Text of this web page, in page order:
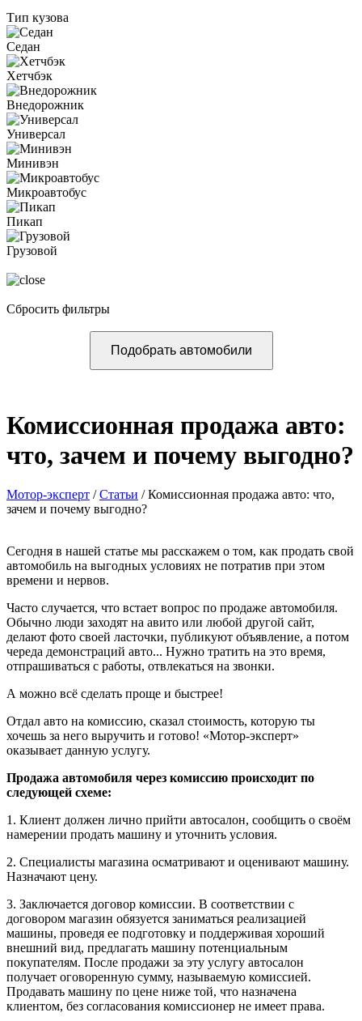
Тип кузова
Седан
Хетчбэк
Внедорожник
Универсал
Минивэн
Микроавтобус
Пикап
Грузовой
Сбросить фильтры
Комиссионная продажа авто:
что, зачем и почему выгодно?
Мотор-эксперт / Статьи /Комиссионная продажа авто: что,
зачем и почему выгодно?
Сегодня в нашей статье мы расскажем о том, как продать свой
автомобиль на выгодных условиях не потратив при этом
времени и нервов.
Часто случается, что встает вопрос по продаже автомобиля.
Обычно люди заходят на авито или любой другой сайт,
делают фото своей ласточки, публикуют объявление, а потом
череда демонстраций авто... Нужно тратить на это время,
отпрашиваться с работы, отвлекаться на звонки.
А можно всё сделать проще и быстрее!
Отдал авто на комиссию, сказал стоимость, которую ты
хочешь за него выручить и готово! «Мотор-эксперт»
оказывает данную услугу.
Продажа автомобиля через комиссию происходит по
следующей схеме:
1. Клиент должен лично прийти автосалон, сообщить о своём
намерении продать машину и уточнить условия.
2. Специалисты магазина осматривают и оценивают машину.
Назначают цену.
3. Заключается договор комиссии. В соответствии с
договором магазин обязуется заниматься реализацией
машины, проведя ее подготовку и поддерживая хороший
внешний вид, предлагать машину потенциальным
покупателям. После продажи за эту услугу автосалон
получает оговоренную сумму, называемую комиссией.
Продавать машину по цене ниже той, что назначена
клиентом, без согласования комиссионер не имеет права.